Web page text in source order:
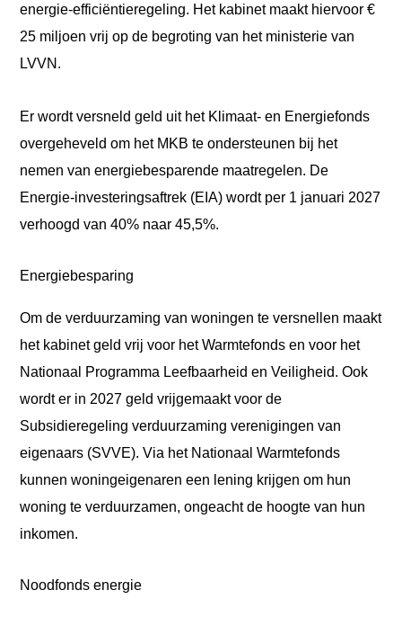
energie-efficiëntieregeling. Het kabinet maakt hiervoor €
25 miljoen vrij op de begroting van het ministerie van
LVVN.
Er wordt versneld geld uit het Klimaat- en Energiefonds
overgeheveld om het MKB te ondersteunen bij het
nemen van energiebesparende maatregelen. De
Energie-investeringsaftrek (EIA) wordt per 1 januari 2027
verhoogd van 40% naar 45,5%.
Energiebesparing
Om de verduurzaming van woningen te versnellen maakt
het kabinet geld vrij voor het Warmtefonds en voor het
Nationaal Programma Leefbaarheid en Veiligheid. Ook
wordt er in 2027 geld vrijgemaakt voor de
Subsidieregeling verduurzaming verenigingen van
eigenaars (SVVE). Via het Nationaal Warmtefonds
kunnen woningeigenaren een lening krijgen om hun
woning te verduurzamen, ongeacht de hoogte van hun
inkomen.
Noodfonds energie